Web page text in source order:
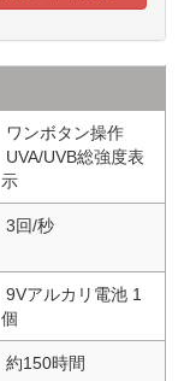
ワンボタン操作
UVA/UVB総強度表
示
3回/秒
9Vアルカリ電池 1
個
約150時間